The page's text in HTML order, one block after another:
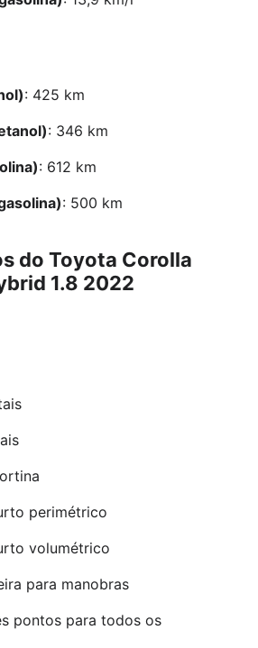
: 425 km
: 346 km
: 612 km
: 500 km
do Toyota Corolla
1.8 2022
perimétrico
volumétrico
para manobras
pontos para todos os